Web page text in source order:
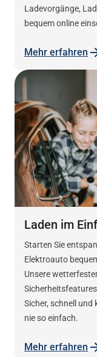
Ladevorgänge,
bequem online
Mehr erfahren
Laden im
Starten Sie
Elektroauto
Unsere
Sicher, schnell
nie so einfach.
Mehr erfahren